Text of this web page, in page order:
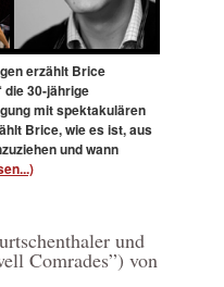
erzählt Brice
die 30-jährige
mit spektakulären
Brice, wie es ist, aus
und wann
und
Comrades”) von